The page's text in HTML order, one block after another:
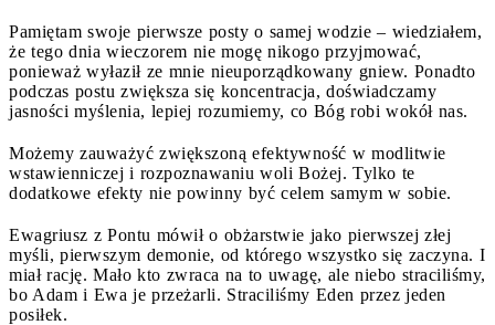
Pamiętam swoje pierwsze posty o samej wodzie – wiedziałem,
że tego dnia wieczorem nie mogę nikogo przyjmować,
ponieważ wyłaził ze mnie nieuporządkowany gniew. Ponadto
podczas postu zwiększa się koncentracja, doświadczamy
jasności myślenia, lepiej rozumiemy, co Bóg robi wokół nas.
Możemy zauważyć zwiększoną efektywność w modlitwie
wstawienniczej i rozpoznawaniu woli Bożej. Tylko te
dodatkowe efekty nie powinny być celem samym w sobie.
Ewagriusz z Pontu mówił o obżarstwie jako pierwszej złej
myśli, pierwszym demonie, od którego wszystko się zaczyna. I
miał rację. Mało kto zwraca na to uwagę, ale niebo straciliśmy,
bo Adam i Ewa je przeżarli. Straciliśmy Eden przez jeden
posiłek.